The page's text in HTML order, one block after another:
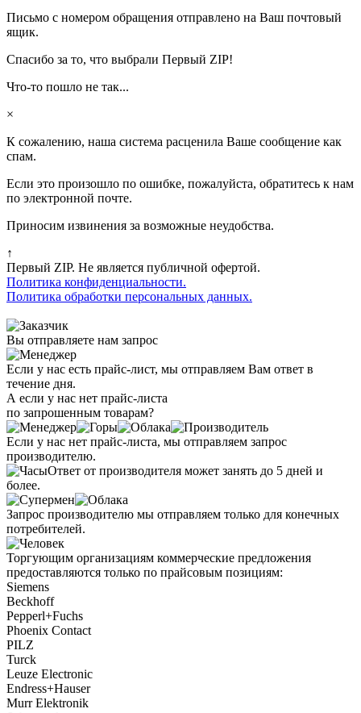
Письмо с номером обращения отправлено на Ваш почтовый
ящик.
Спасибо за то, что выбрали Первый ZIP!
Что-то пошло не так...
×
К сожалению, наша система расценила Ваше сообщение как
спам.
Если это произошло по ошибке, пожалуйста, обратитесь к нам
по электронной почте.
Приносим извинения за возможные неудобства.
↑
Первый ZIP. Не является публичной офертой.
Политика конфиденциальности.
Политика обработки персональных данных.
Вы отправляете нам запрос
Если у нас есть прайс-лист, мы отправляем Вам ответ в
течение дня.
А если у нас нет прайс-листа
по запрошенным товарам?
Если у нас нет прайс-листа, мы отправляем запрос
производителю.
Ответ от производителя может занять до 5 дней и
более.
Запрос производителю мы отправляем только для конечных
потребителей.
Торгующим организациям коммерческие предложения
предоставляются только по прайсовым позициям:
Siemens
Beckhoff
Pepperl+Fuchs
Phoenix Contact
PILZ
Turck
Leuze Electronic
Endress+Hauser
Murr Elektronik